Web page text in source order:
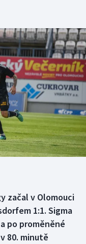
začal v Olomouci
1:1. Sigma
po proměněné
80. minutě